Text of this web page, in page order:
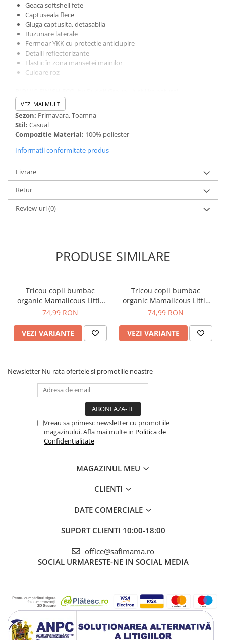
Geaca softshell fete
Captuseala flece
Gluga captusita, detasabila
Buzunare laterale
Fermoar YKK cu protectie anticiupire
Detalii reflectorizante
Elastic în zona mansetei mainilor
Culoare roz
Impermeabilă, 5000 mm/HG
Protectie hidrofoba ECO - nu s-au folosit substante pe baza de
fluor
Protectie la murdarie
Pastreaza culorile pe o perioada mai îndelungata
Se usuca mai rapid dupa spalare
și toamna, inclusiv iarna în zilele mai puțin friguroase! Acum pe
albastru marin cu imprimeuri, foarte confortabila si usor de
intretinut. Malta AOP, pentru copii fericiti zi de zi.
VEZI MAI MULT
Sezon: Primavara, Toamna
Stil: Casual
Compozitie Material: 100% poliester
Informatii conformitate produs
Livrare
Retur
Review-uri(0)
PRODUSE SIMILARE
Tricou copii bumbac
organic Mamalicous Little
Anora
74,99 RON
VEZI VARIANTE
Tricou copii bumbac
organic Mamalicous Little
Lucca
74,99 RON
VEZI VARIANTE
Newsletter Nu rata ofertele si promotiile noastre
Vreau sa primesc newsletter cu promotiile
magazinului. Afla mai multe in Politica de
Confidentialitate
MAGAZINUL MEU
CLIENTI
DATE COMERCIALE
SUPORT CLIENTI 10:00-18:00
office@safimama.ro
SOCIAL URMARESTE-NE IN SOCIAL MEDIA